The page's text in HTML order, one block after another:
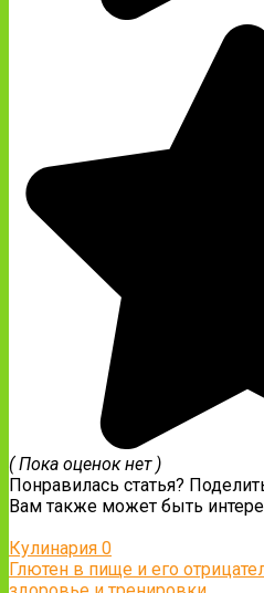
( Пока оценок нет )
Понравилась статья?
Вам также может быть
Кулинария 0
Глютен в пище и его